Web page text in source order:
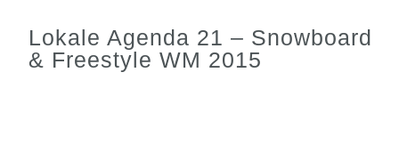
Lokale Agenda 21 – Snowboard
& Freestyle WM 2015